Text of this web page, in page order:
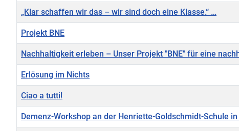
„Klar schaffen wir das – wir sind doch eine Klasse.“ …
Projekt BNE
Nachhaltigkeit erleben – Unser Projekt "BNE" für eine
Erlösung im Nichts
Ciao a tutti!
Demenz-Workshop an der Henriette-Goldschmidt-Schule